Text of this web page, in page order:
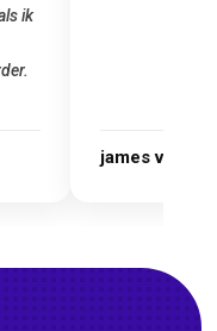
Marcel Thijs